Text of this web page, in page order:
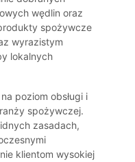
wędlin oraz
spożywcze
wyrazistym
lokalnych
poziom obsługi i
spożywczej.
zasadach,
klientom wysokiej